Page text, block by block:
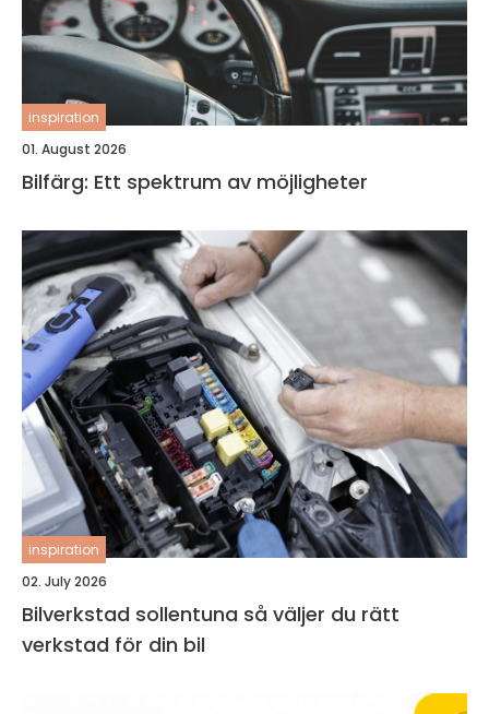
inspiration
01. August 2026
Bilfärg: Ett spektrum av möjligheter
inspiration
02. July 2026
Bilverkstad sollentuna så väljer du rätt
verkstad för din bil